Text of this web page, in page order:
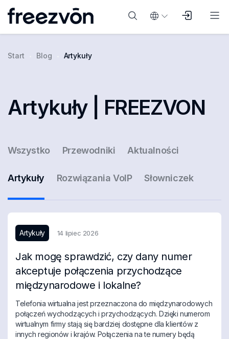
Start Blog Artykuły
Artykuły | FREEZVON
Wszystko Przewodniki Aktualności
Artykuły Rozwiązania VoIP Słowniczek
Artykuły 14 lipiec 2026
Jak mogę sprawdzić, czy dany numer
akceptuje połączenia przychodzące
międzynarodowe i lokalne?
Telefonia wirtualna jest przeznaczona do międzynarodowych
połączeń wychodzących i przychodzących. Dzięki numerom
wirtualnym firmy stają się bardziej dostępne dla klientów z
innych regionów i krajów. Połączenia na te numery będą